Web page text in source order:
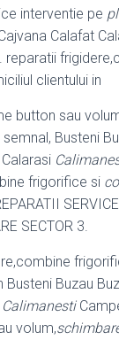
interventie pe
Calafat
reparatii
clientului in
button sau
Busteni
frigorifice si
SERVICE
SECTOR 3.
Busteni Buzau
Calimanesti
volum,